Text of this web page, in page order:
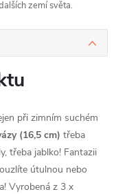
zemí světa.
při zimním suchém
(16,5 cm) třeba
třeba jablko! Fantazii
útulnou nebo
Vyrobená z 3 x